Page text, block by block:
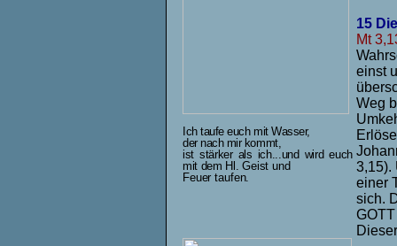
Ich taufe euch mit Wasser,
der nach mir kommt,
ist stärker als ich...und wird euch
mit dem Hl.Geist und
Feuer taufen.
15
Mt
einst
Weg
3,15).
einer
sich.